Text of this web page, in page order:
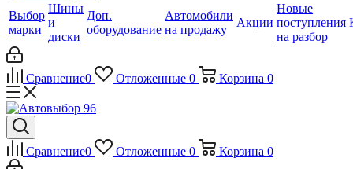
Выбор
марки
Шины
и
диски
Доп.
оборудование
Автомобили
на продажу
Акции
Новые
поступления
на разбор
Сравнение0 Отложенные 0 Корзина 0
Сравнение0 Отложенные 0 Корзина 0